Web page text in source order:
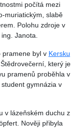
počítá mezi
muriatickým, slabě
Polohu zdroje v
Janota.
pramene byl v Kersku
který je
pramenů proběhla v
gymnázia v
v lázeňském duchu z
Nověji přibyla